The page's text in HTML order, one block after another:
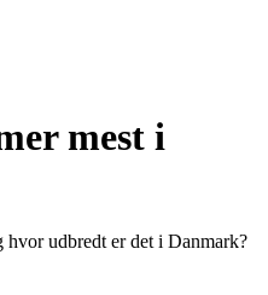
mest i
hvor udbredt er det i Danmark?